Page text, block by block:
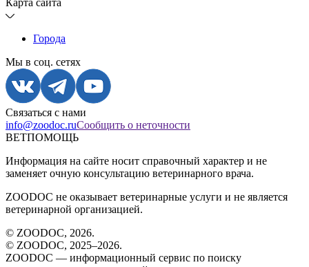
Карта сайта
Города
Мы в соц. сетях
Связаться с нами
info@zoodoc.ruСообщить о неточности
ВЕТПОМОЩЬ
Информация на сайте носит справочный характер и не
заменяет очную консультацию ветеринарного врача.
ZOODOC не оказывает ветеринарные услуги и не является
ветеринарной организацией.
© ZOODOC, 2026.
© ZOODOC, 2025–2026.
ZOODOC — информационный сервис по поиску